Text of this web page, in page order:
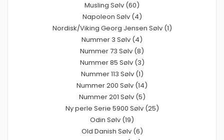
Musling Sølv (60)
Napoleon Sølv (4)
Nordisk/Viking Georg Jensen Sølv (1)
Nummer 3 Sølv (4)
Nummer 73 Sølv (8)
Nummer 85 Sølv (3)
Nummer 113 Sølv (1)
Nummer 200 Sølv (14)
Nummer 201 Sølv (5)
Ny perle Serie 5900 Sølv (25)
Odin Sølv (19)
Old Danish Sølv (6)